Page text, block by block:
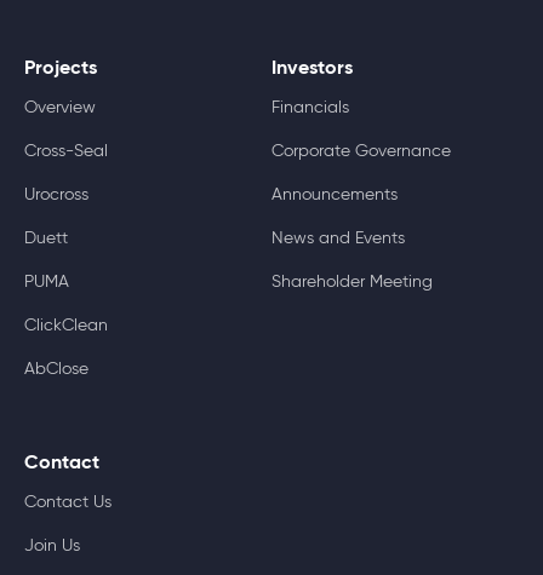
Projects
Overview
Cross-Seal
Urocross
Duett
PUMA
ClickClean
AbClose
Investors
Financials
Corporate Governance
Announcements
News and Events
Shareholder Meeting
Contact
Contact Us
Join Us